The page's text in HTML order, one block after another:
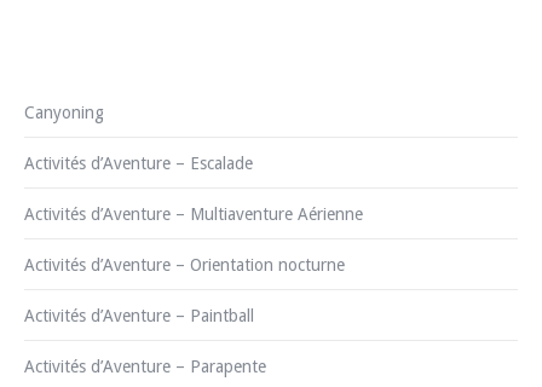
Canyoning
Activités d’Aventure – Escalade
Activités d’Aventure – Multiaventure Aérienne
Activités d’Aventure – Orientation nocturne
Activités d’Aventure – Paintball
Activités d’Aventure – Parapente